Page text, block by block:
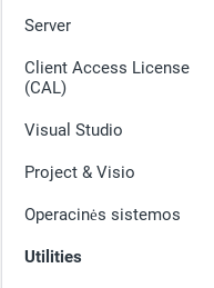
Server
Client Access License
(CAL)
Visual Studio
Project & Visio
Operacinės sistemos
Utilities